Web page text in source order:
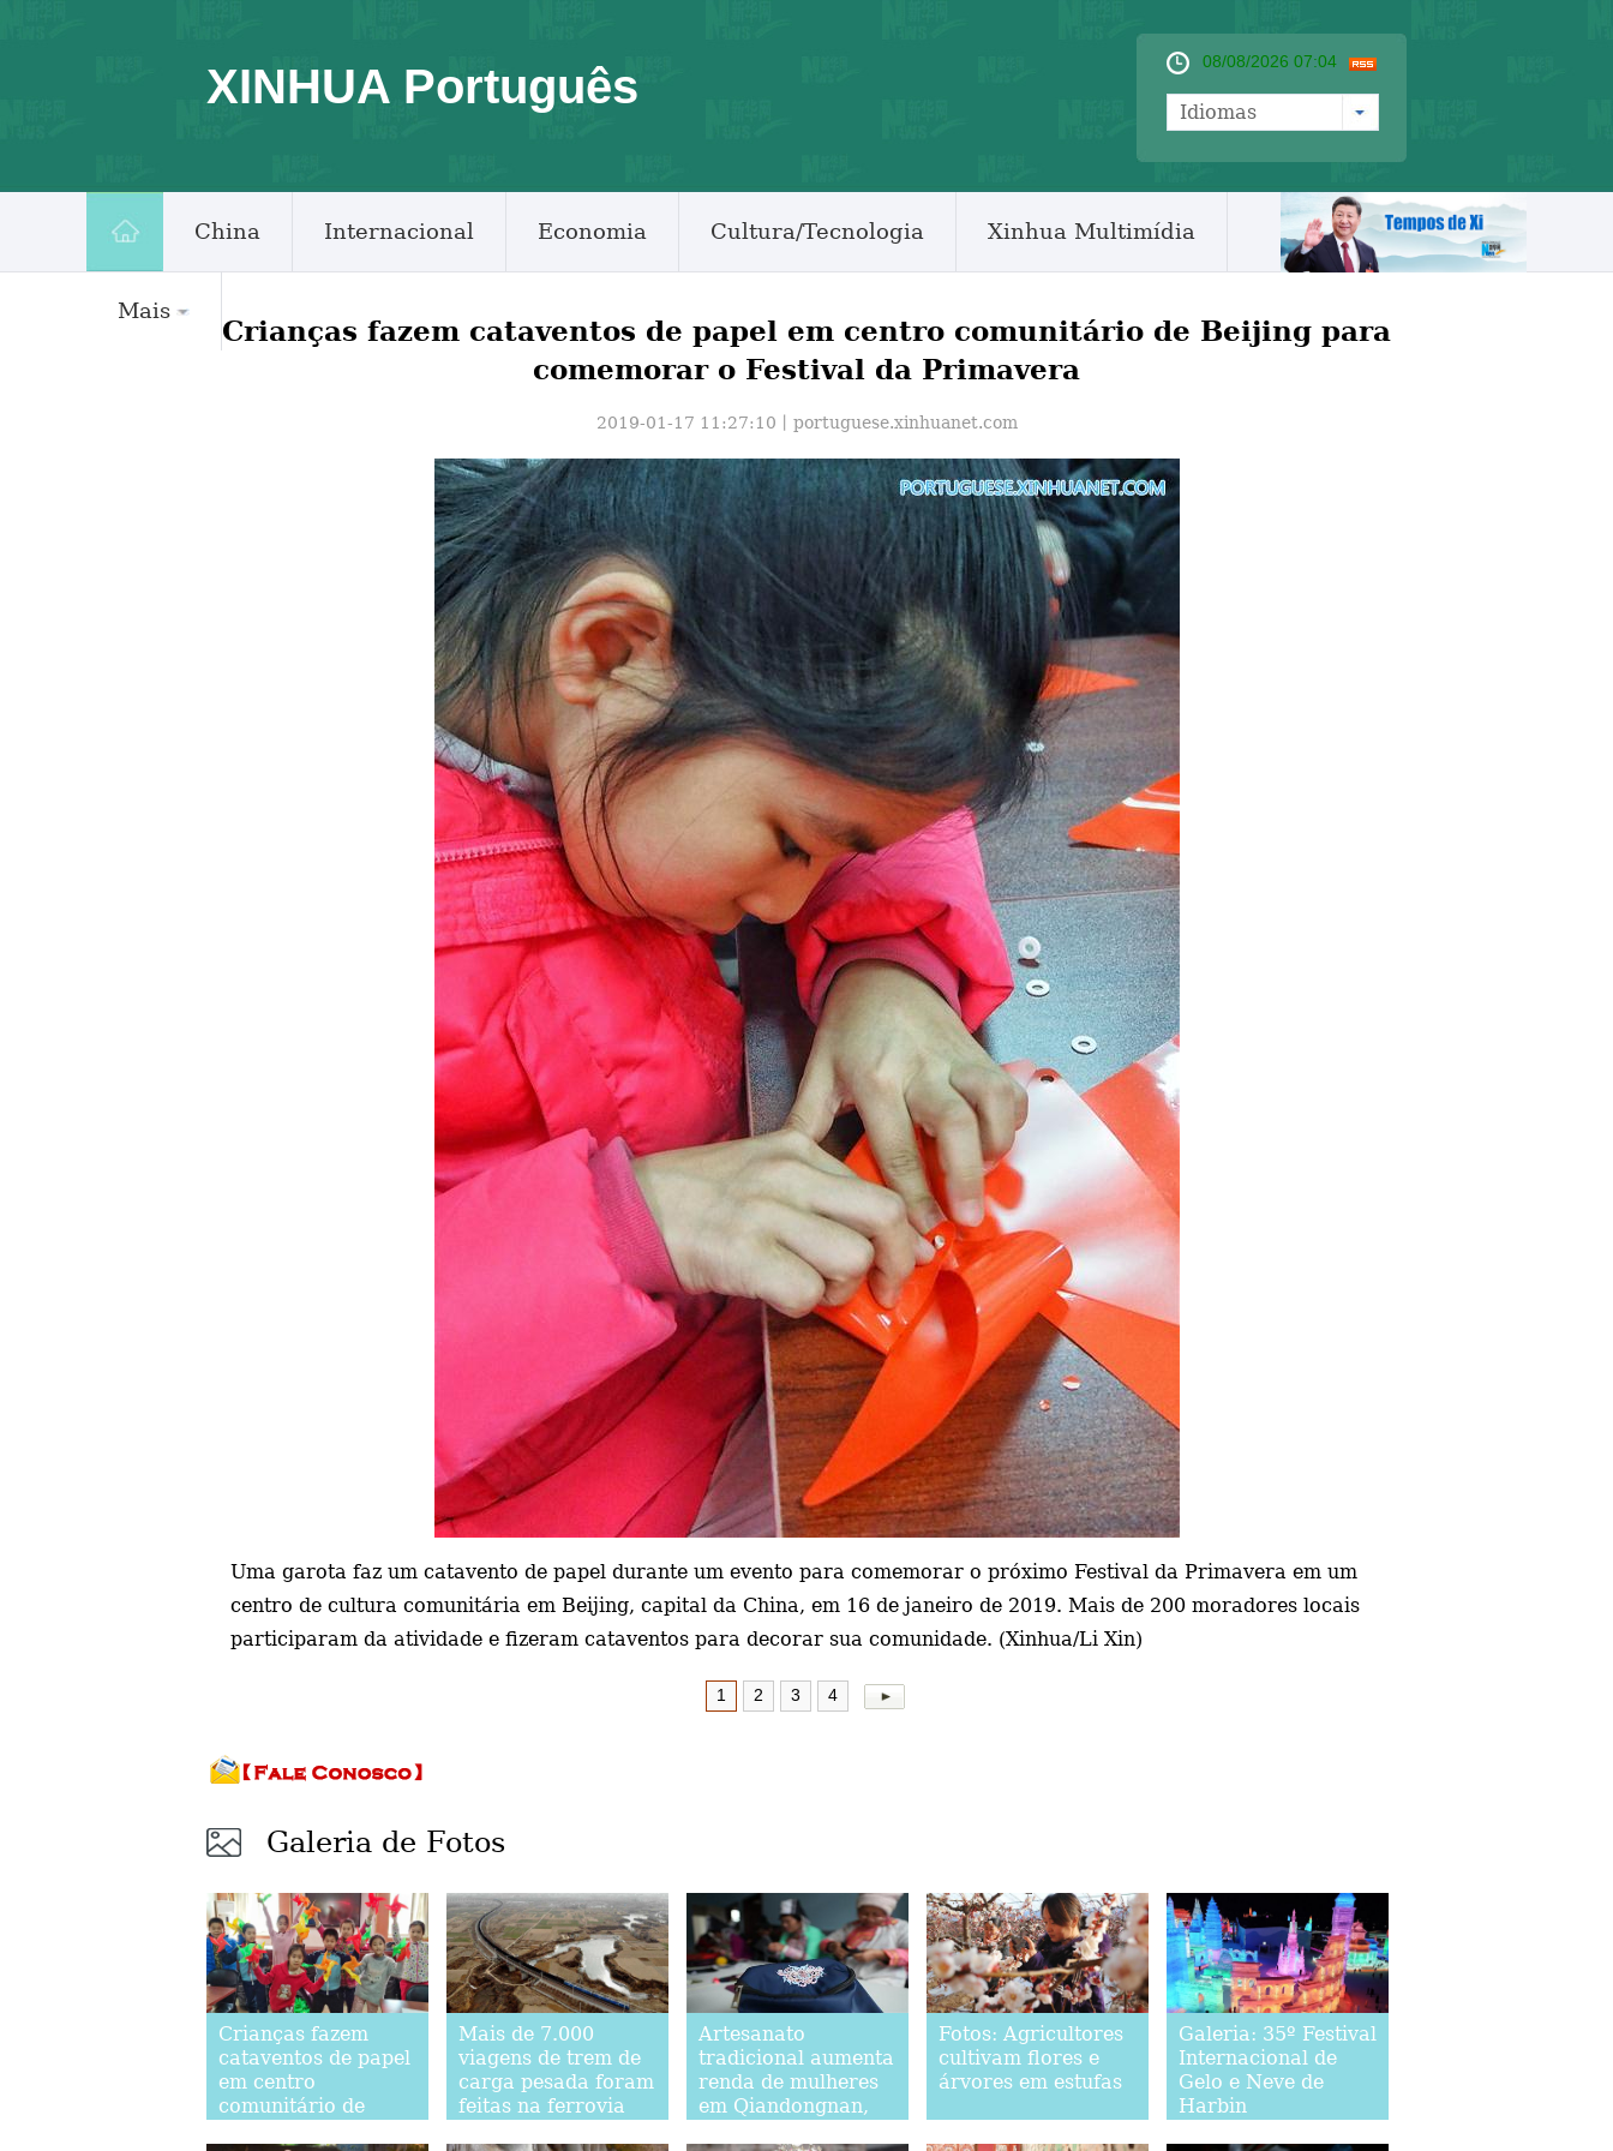
XINHUA Português 08/08/2026 07:04
Idiomas
China Internacional Economia Cultura/Tecnologia Xinhua Multimídia
Mais
Crianças fazem cataventos de papel em centro comunitário de Beijing para
comemorar o Festival da Primavera
2019-01-17 11:27:10丨 portuguese.xinhuanet.com
Uma garota faz um catavento de papel durante um evento para comemorar o próximo Festival da Primavera em um
centro de cultura comunitária em Beijing, capital da China, em 16 de janeiro de 2019. Mais de 200 moradores locais
participaram da atividade e fizeram cataventos para decorar sua comunidade. (Xinhua/Li Xin)
1 2 3 4
Galeria de Fotos
Crianças fazem
cataventos de papel
em centro
comunitário de
Mais de 7.000
viagens de trem de
carga pesada foram
feitas na ferrovia
Artesanato
tradicional aumenta
renda de mulheres
em Qiandongnan,
Fotos: Agricultores
cultivam flores e
árvores em estufas
Galeria: 35º Festival
Internacional de
Gelo e Neve de
Harbin